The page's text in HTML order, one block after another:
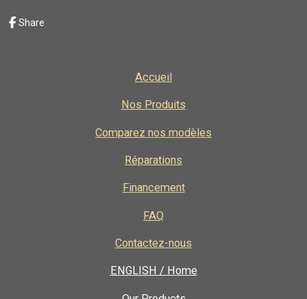
c
Share
Accueil
Nos Produits
Comparez nos modèles
Réparations
Financement
FAQ
Contactez-nous
ENGLISH / Home